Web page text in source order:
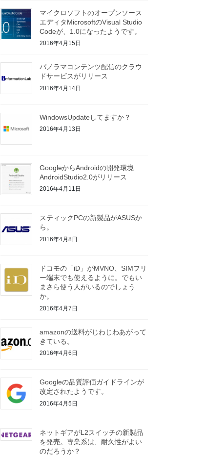
マイクロソフトのオープンソース
エディタMicrosoftのVisual Studio
Codeが、1.0になったようです。
2016年4月15日
パノラマコンテンツ配信のクラウ
ドサービスがリリース
2016年4月14日
WindowsUpdateしてますか？
2016年4月13日
GoogleからAndroidの開発環境
AndroidStudio2.0がリリース
2016年4月11日
スティックPCの新製品がASUSか
ら。
2016年4月8日
ドコモの「iD」がMVNO、SIMフリ
ー端末でも使えるように。でもい
まさら使う人がいるのでしょう
か。
2016年4月7日
amazonの送料がじわじわあがって
きている。
2016年4月6日
Googleの品質評価ガイドラインが
改定されたようです。
2016年4月5日
ネットギアがL2スイッチの新製品
を発売。専業系は、耐久性がよい
のだろうか？